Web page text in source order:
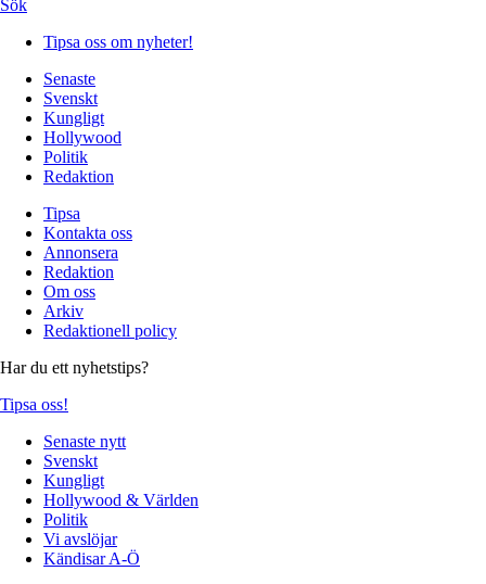
Sök
Tipsa oss om nyheter!
Senaste
Svenskt
Kungligt
Hollywood
Politik
Redaktion
Tipsa
Kontakta oss
Annonsera
Redaktion
Om oss
Arkiv
Redaktionell policy
Har du ett nyhetstips?
Tipsa oss!
Senaste nytt
Svenskt
Kungligt
Hollywood & Världen
Politik
Vi avslöjar
Kändisar A-Ö